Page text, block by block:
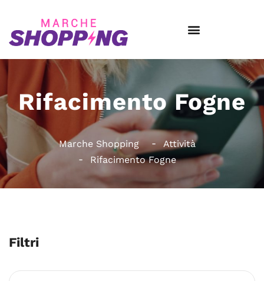
Rifacimento Fogne
Marche Shopping
Attività
Rifacimento Fogne
Filtri